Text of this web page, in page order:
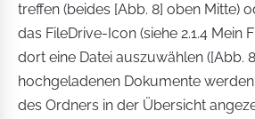
treffen (beides [Abb. 8] oben Mitte)
das FileDrive-Icon (siehe 2.1.4 Mein
dort eine Datei auszuwählen ([Abb.
hochgeladenen Dokumente
des Ordners in der Übersicht